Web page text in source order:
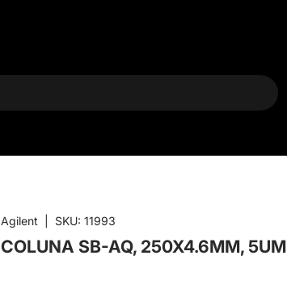
Agilent SKU: 11993
COLUNA SB-AQ, 250X4.6MM, 5UM